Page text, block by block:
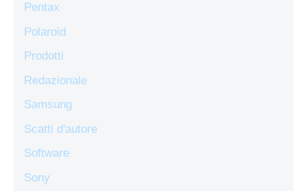
Pentax
Polaroid
Prodotti
Redazionale
Samsung
Scatti d'autore
Software
Sony